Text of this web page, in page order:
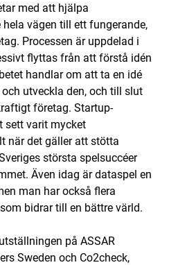
med att hjälpa
vägen till ett fungerande,
Processen är uppdelad i
flyttas från att förstå idén
handlar om att ta en idé
utveckla den, och till slut
företag. Startup-
sett varit mycket
när det gäller att stötta
största spelsuccéer
Även idag är dataspel en
man har också flera
bidrar till en bättre värld.
på ASSAR
Sweden och Co2check,